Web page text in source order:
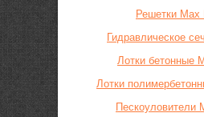
Решетки Max
Гидравлическое
Лотки бетонные
Лотки
Пескоуловители